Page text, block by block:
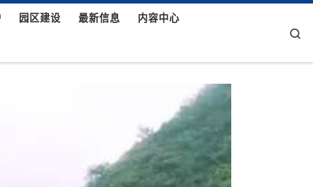
园区建设 最新信息 内容中心